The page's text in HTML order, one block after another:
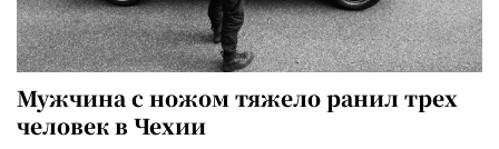
Мужчина с ножом тяжело ранил трех
человек в Чехии